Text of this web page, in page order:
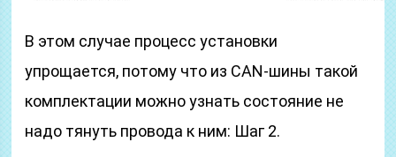
В этом случае процесс установки
упрощается, потому что из CAN-шины такой
комплектации можно узнать состояние не
надо тянуть провода к ним: Шаг 2.